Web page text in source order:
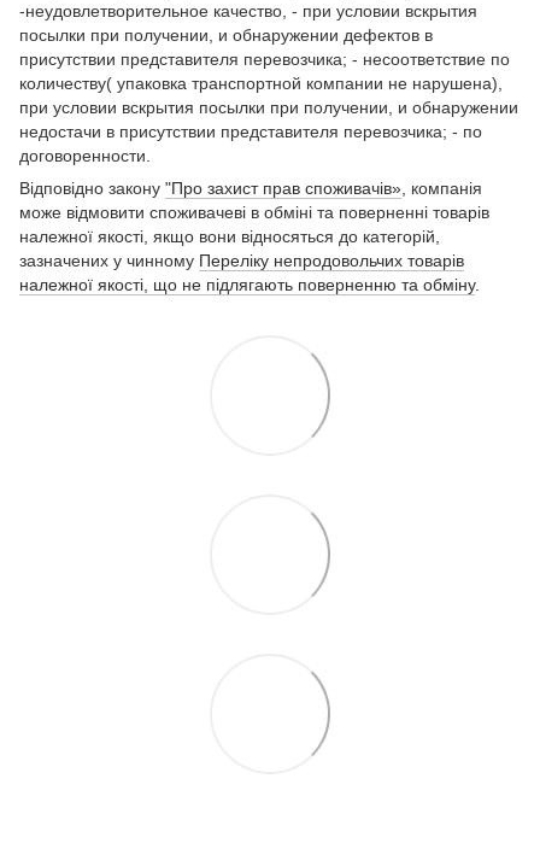
-неудовлетворительное качество, - при условии вскрытия
посылки при получении, и обнаружении дефектов в
присутствии представителя перевозчика; - несоответствие по
количеству( упаковка транспортной компании не нарушена),
при условии вскрытия посылки при получении, и обнаружении
недостачи в присутствии представителя перевозчика; - по
договоренности.
Відповідно закону "Про захист прав споживачів», компанія
може відмовити споживачеві в обміні та поверненні товарів
належної якості, якщо вони відносяться до категорій,
зазначених у чинному Переліку непродовольчих товарів
належної якості, що не підлягають поверненню та обміну.